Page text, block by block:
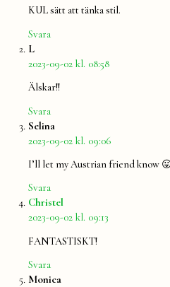
KUL sätt att tänka stil.
Svara
Lsäger:
2023-09-02 kl. 08:58
Älskar!!
Svara
Selina
2023-09-02 kl. 09:06
I’ll let my Austrian friend know
Svara
Christel
2023-09-02 kl. 09:13
FANTASTISKT!
Svara
Monica